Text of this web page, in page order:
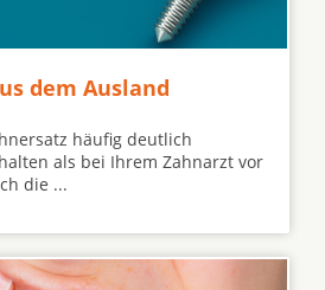
dem Ausland
häufig deutlich
als bei Ihrem Zahnarzt vor
die ...